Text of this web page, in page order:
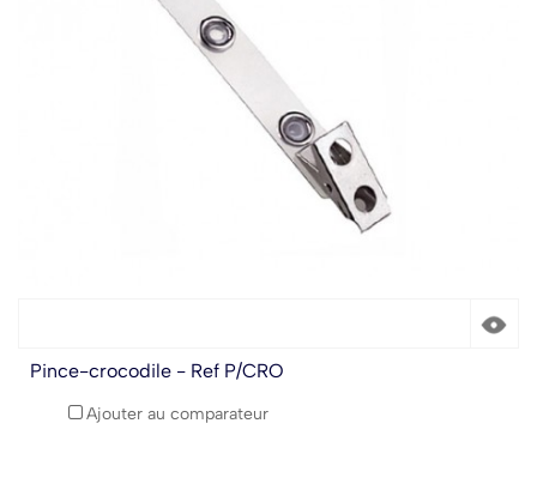
Pince-crocodile - Ref P/CRO
Ajouter au comparateur